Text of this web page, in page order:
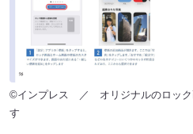
©インプレス ／ オリジナルのロック
す